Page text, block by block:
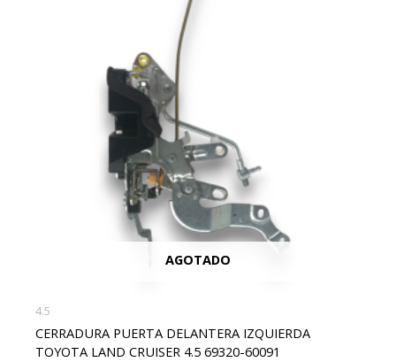
AGOTADO
4.5
CERRADURA PUERTA DELANTERA IZQUIERDA
TOYOTA LAND CRUISER 4.5 69320-60091